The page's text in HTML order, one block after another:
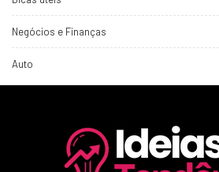
Negócios e Finanças
Auto